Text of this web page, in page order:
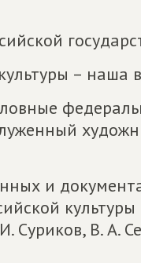
– наша
и
Суриков, В. А.